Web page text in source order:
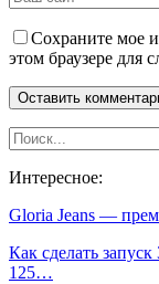
Сохраните мое
этом браузере для
Интересное:
Gloria Jeans —
Как сделать
125…